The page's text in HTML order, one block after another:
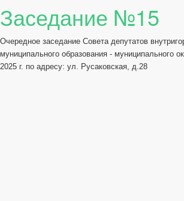
Заседание №15
Очередное заседание Совета депутатов
муниципального образования - муниципального
2025 г. по адресу: ул. Русаковская, д.28